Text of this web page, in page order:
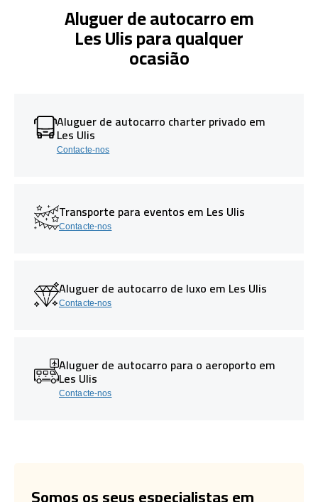
Aluguer de autocarro em
Les Ulis para qualquer
ocasião
Aluguer de autocarro charter privado em
Les Ulis
Contacte-nos
Transporte para eventos em Les Ulis
Contacte-nos
Aluguer de autocarro de luxo em Les Ulis
Contacte-nos
Aluguer de autocarro para o aeroporto em
Les Ulis
Contacte-nos